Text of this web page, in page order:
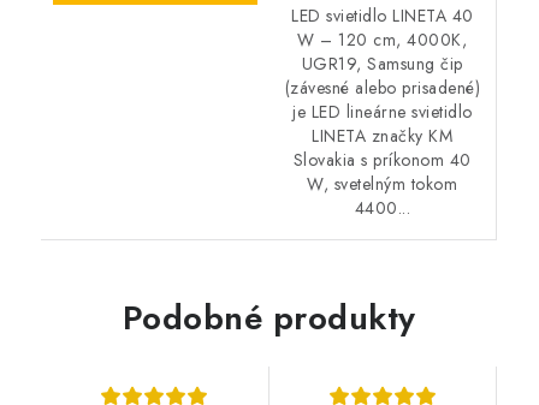
LED svietidlo LINETA 40
W – 120 cm, 4000K,
UGR19, Samsung čip
(závesné alebo prisadené)
je LED lineárne svietidlo
LINETA značky KM
Slovakia s príkonom 40
W, svetelným tokom
4400...
Podobné produkty